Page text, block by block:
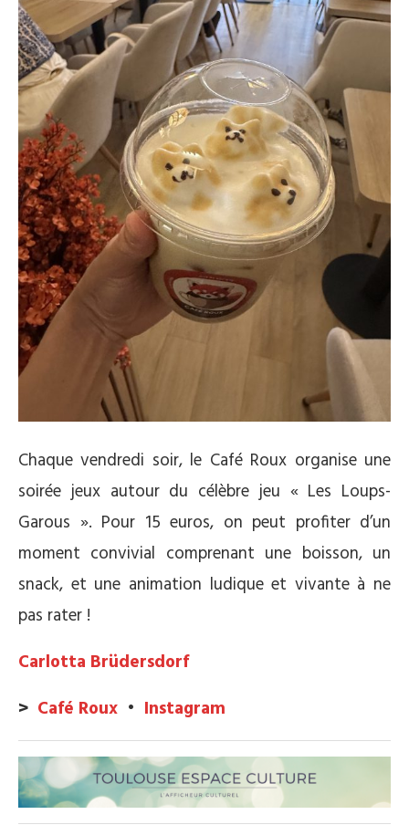
Chaque vendredi soir, le Café Roux organise une
soirée jeux autour du célèbre jeu « Les Loups-
Garous ». Pour 15 euros, on peut profiter d’un
moment convivial comprenant une boisson, un
snack, et une animation ludique et vivante à ne
pas rater !
Carlotta Brüdersdorf
> Café Roux • Instagram